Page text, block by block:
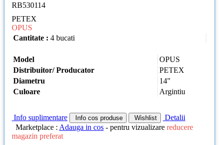
RB530114
PETEX
OPUS
Cantitate : 4 bucati
Model
OPUS
Distribuitor/ Producator
PETEX
Diametru
14"
Culoare
Argintiu
Info suplimentare Info cos produse Wishlist
Detalii
Marketplace : Adauga in cos - pentru vizualizare reducere
magazin preferat